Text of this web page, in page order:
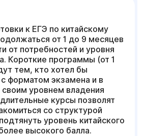
к ЕГЭ по китайскому
от 1 до 9 месяцев
от потребностей и уровня
Короткие программы (от 1
тем, кто хотел бы
форматом экзамена и в
уровнем владения
курсы позволят
со структурой
уровень китайского
высокого балла.